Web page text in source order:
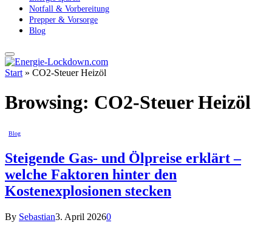
Notfall & Vorbereitung
Prepper & Vorsorge
Blog
Start » CO2-Steuer Heizöl
Browsing: CO2-Steuer Heizöl
Blog
Steigende Gas- und Ölpreise erklärt –
welche Faktoren hinter den
Kostenexplosionen stecken
By Sebastian3. April 20260